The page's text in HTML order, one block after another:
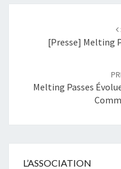
d'article[Presse] Melting
Melting Passes
L’ASSOCIATION